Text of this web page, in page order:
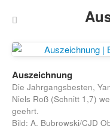
Auszeichnung
Die Jahrgangsbesten,
Niels Roß (Schnitt 1,7)
geehrt.
Bild: A. Bubrowski/CJD